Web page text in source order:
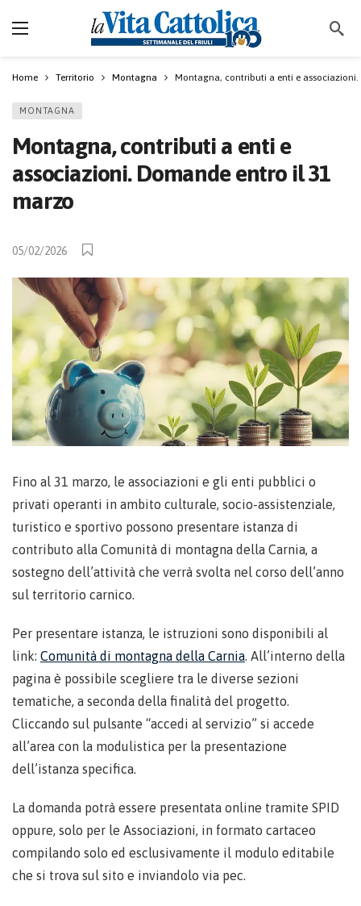
Home Territorio Montagna Montagna, contributi a enti e
MONTAGNA
Montagna, contributi a enti e
associazioni. Domande entro il 31
marzo
05/02/2026
Fino al 31 marzo, le associazioni e gli enti pubblici o
privati operanti in ambito culturale, socio-assistenziale,
turistico e sportivo possono presentare istanza di
contributo alla Comunità di montagna della Carnia, a
sostegno dell’attività che verrà svolta nel corso dell’anno
sul territorio carnico.
Per presentare istanza, le istruzioni sono disponibili al
link: Comunità di montagna della Carnia. All’interno della
pagina è possibile scegliere tra le diverse sezioni
tematiche, a seconda della finalità del progetto.
Cliccando sul pulsante “accedi al servizio” si accede
all’area con la modulistica per la presentazione
dell’istanza specifica.
La domanda potrà essere presentata online tramite SPID
oppure, solo per le Associazioni, in formato cartaceo
compilando solo ed esclusivamente il modulo editabile
che si trova sul sito e inviandolo via pec.